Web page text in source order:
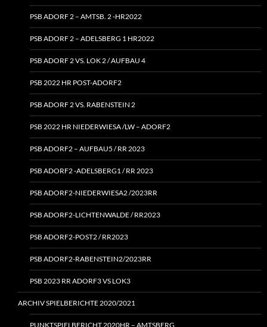
PSB ADORF 2 – AMTSB. 2 ‑HR2022
PSB ADORF 2 – ADELSBERG 1 HR2022
PSB ADORF 2 VS. LOK 2 / AUFBAU 4
PSB 2022 HR POST-ADORF2
PSB ADORF 2 VS. RABENSTEIN 2
PSB 2022 HR NIEDERWIESA /LW – ADORF2
PSB ADORF2 – AUFBAU5 / RR 2023
PSB ADORF2 ‑ADELSBERG1 / RR 2023
PSB ADORF2-NIEDERWIESA2 /2023RR
PSB ADORF2-LICHTENWALDE / RR2023
PSB ADORF2-POST2 / RR2023
PSB ADORF2-RABENSTEIN2/2023RR
PSB 2023 RR ADORF3 VS LOK3
ARCHIV SPIELBERICHTE 2020/2021
PUNKTSPIELBERICHT 2020HR – AMTSBERG